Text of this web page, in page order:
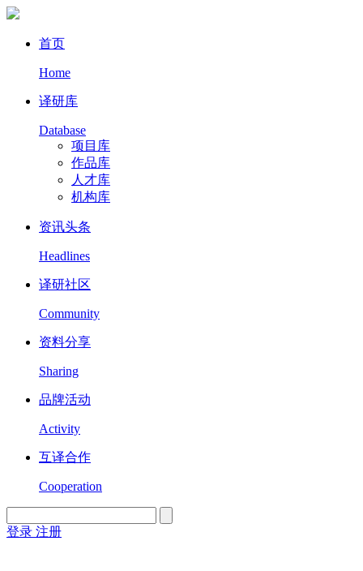
首页
Home
译研库
Database
项目库
作品库
人才库
机构库
资讯头条
Headlines
译研社区
Community
资料分享
Sharing
品牌活动
Activity
互译合作
Cooperation
登录 注册